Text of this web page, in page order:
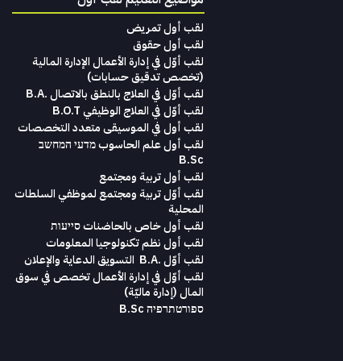
لقب أول تمريض
لقب أول حقوق
لقب‭ ‬أوّل‭ ‬في‭ ‬إدارة‭ ‬الأعمال الإدارة‭ ‬المالية
(تخصص‭ ‬تدقيق‭ ‬حسابات)‬
لقب أوّل في العلاج بالنطق بالاتصال .B.A
لقب أوّل في العلاج الوظيفي B.O.T
لقب‭ ‬أول في‭ ‬الموسيقى‭ ‬متعدد‭ ‬التخصصات‭
لقب أول علم الحاسوب מדעי המחשב
B.Sc
لقب أول تربية ومجتمع
لقب أوّل تربية ومجتمع لموظفي السلطات
المحلية
لقب أول خاص بالحاضنات סייעות
لقب أول نظم تكنولوجيا المعلومات
لقب‭ ‬أوّل .‭ ‬B.A التسويق‭ ‬الدعاية‭ ‬والإعلان
‬المال ‭)‬إدارة‭ ‬ماليّة‭ (
ספורטתרפיה B.Sc